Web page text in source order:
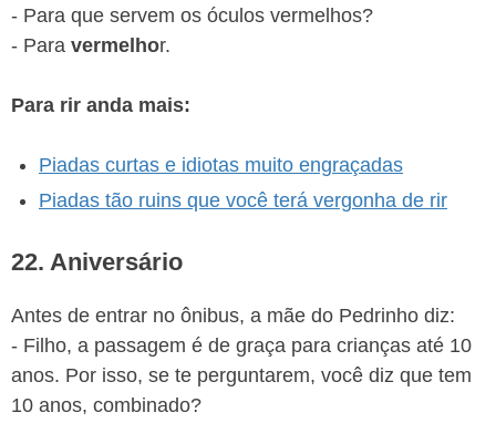
- Para que servem os óculos vermelhos?
- Para vermelhor.
Para rir anda mais:
Piadas curtas e idiotas muito engraçadas
Piadas tão ruins que você terá vergonha de rir
22. Aniversário
Antes de entrar no ônibus, a mãe do Pedrinho diz:
- Filho, a passagem é de graça para crianças até 10
anos. Por isso, se te perguntarem, você diz que tem
10 anos, combinado?